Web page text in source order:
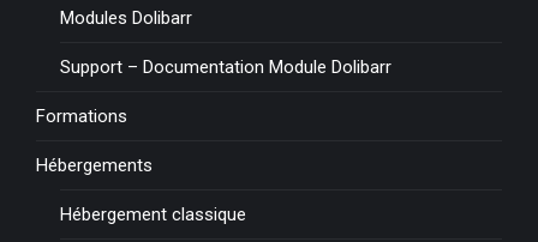
Modules Dolibarr
Support – Documentation Module Dolibarr
Formations
Hébergements
Hébergement classique